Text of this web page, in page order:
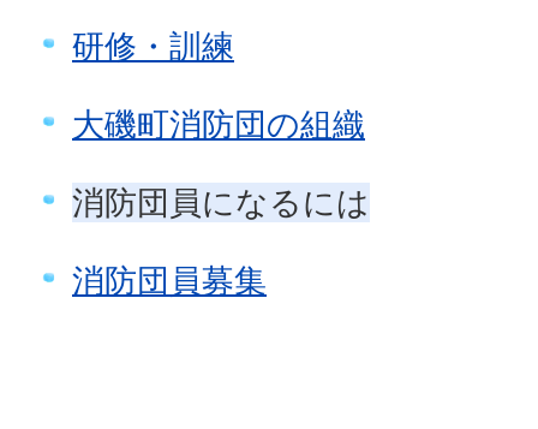
研修・訓練
大磯町消防団の組織
消防団員になるには
消防団員募集